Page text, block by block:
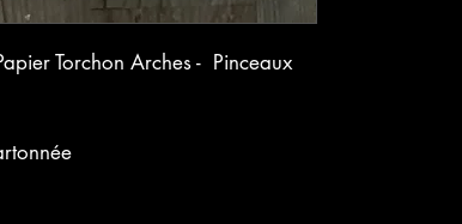
Torchon Arches -  Pinceaux